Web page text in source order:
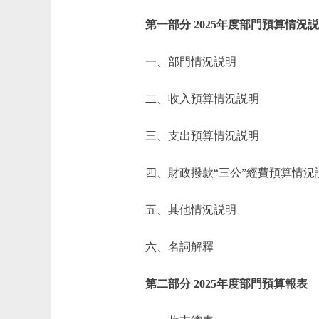
第一部分 2025年度部門預算情況
一、部門情況説明
二、收入預算情況説明
三、支出預算情況説明
四、財政撥款“三公”經費預算情況
五、其他情況説明
六、名詞解釋
第二部分 2025年度部門預算報表